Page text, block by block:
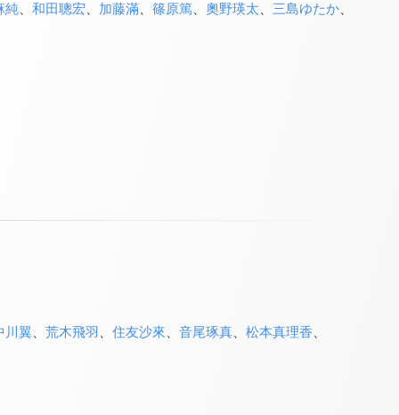
純、 和田聰宏 加藤滿、 篠原篤 奧野瑛太 三島ゆたか、
川翼 荒木飛羽 住友沙來 音尾琢真、 松本真理香